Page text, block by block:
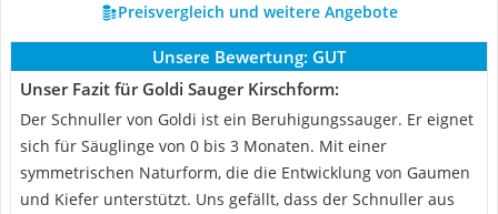
Preisvergleich und weitere Angebote
Unsere Bewertung: GUT
Unser Fazit für Goldi Sauger Kirschform:
Der Schnuller von Goldi ist ein Beruhigungssauger. Er eignet
sich für Säuglinge von 0 bis 3 Monaten. Mit einer
symmetrischen Naturform, die die Entwicklung von Gaumen
und Kiefer unterstützt. Uns gefällt, dass der Schnuller aus